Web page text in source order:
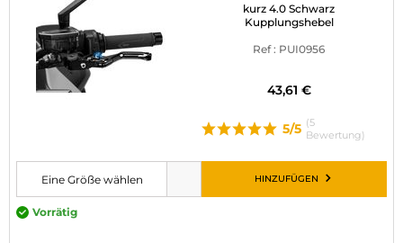
kurz 4.0 Schwarz
Kupplungshebel
Ref : PUI0956
43,61 €
5/5 (5
Bewertung)
Bitte wählen Sie eine Größe, bevor Sie den Artikel in den Warenkorb
Eine Größe wählen
Vorrätig
HINZUFÜGEN